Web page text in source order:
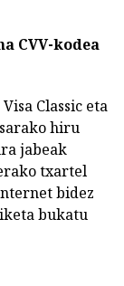
CVV-kodea
Classic eta
hiru
jabeak
txartel
bidez
bukatu